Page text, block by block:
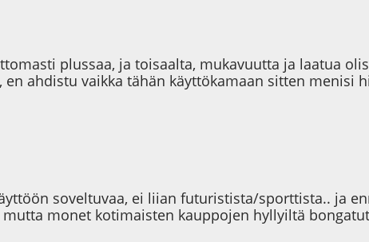
plussaa, ja toisaalta, mukavuutta ja laatua
ahdistu vaikka tähän käyttökamaan sitten menisi
soveltuvaa, ei liian futuristista/sporttista.. ja
monet kotimaisten kauppojen hyllyiltä